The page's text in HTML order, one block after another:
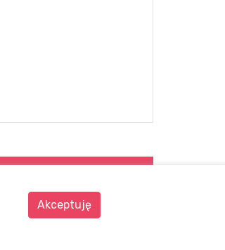
Akceptuję